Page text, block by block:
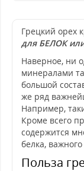
Грецкий орех
для БЕЛОК
Наверное, ни
минералами
большой
же ряд
Например,
Кроме всего
содержится
белка,
Польза